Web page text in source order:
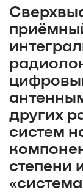
других
систем
степени